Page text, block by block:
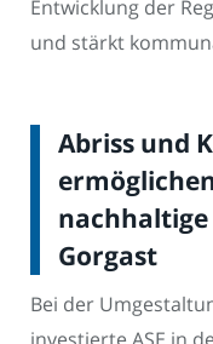
Entwicklung der
und stärkt
Abriss und
Gorgast
Bei der